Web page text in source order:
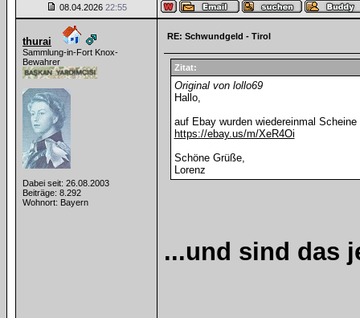
08.04.2026 22:55
thurai
Sammlung-in-Fort Knox-
Bewahrer
Dabei seit: 26.08.2003
Beiträge: 8.292
Wohnort: Bayern
RE: Schwundgeld - Tirol
Zitat:
Original von lollo69
Hallo,
auf Ebay wurden wiedereinmal
https://ebay.us/m/XeR4Oi
Schöne Grüße,
Lorenz
...und sind das